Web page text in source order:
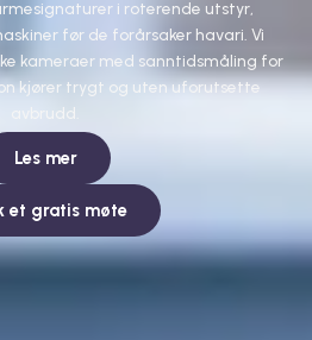
i roterende utstyr,
før de forårsaker havari. Vi
kameraer med sanntidsmåling for
kjører trygt og uten uforutsette
avbrudd.
Les mer
et gratis møte